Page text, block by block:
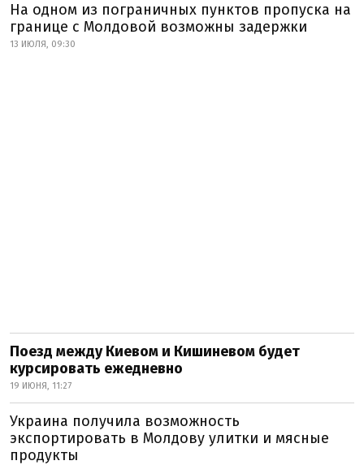
На одном из пограничных пунктов пропуска на
границе с Молдовой возможны задержки
13 ИЮЛЯ, 09:30
Поезд между Киевом и Кишиневом будет
курсировать ежедневно
19 ИЮНЯ, 11:27
Украина получила возможность
экспортировать в Молдову улитки и мясные
продукты